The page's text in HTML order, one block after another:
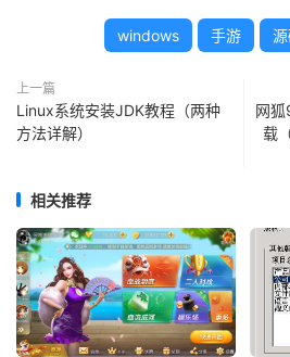
windows 手游
上一篇
Linux系统安装JDK教程（两种
方法详解）
网
载
相关推荐